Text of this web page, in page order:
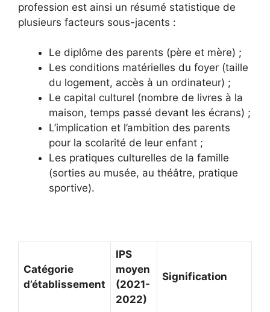
profession est ainsi un résumé statistique de
plusieurs facteurs sous-jacents :
Le diplôme des parents (père et mère) ;
Les conditions matérielles du foyer (taille
du logement, accès à un ordinateur) ;
Le capital culturel (nombre de livres à la
maison, temps passé devant les écrans) ;
L’implication et l’ambition des parents
pour la scolarité de leur enfant ;
Les pratiques culturelles de la famille
(sorties au musée, au théâtre, pratique
sportive).
Catégorie
d’établissement
IPS
moyen
(2021-
2022)
Signification